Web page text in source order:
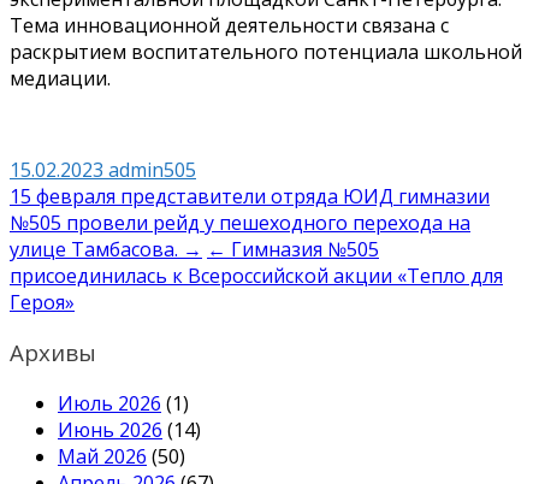
Тема инновационной деятельности связана с
раскрытием воспитательного потенциала школьной
медиации.
15.02.2023 admin505
Навигация
по
записям
15 февраля представители отряда ЮИД гимназии
№505 провели рейд у пешеходного перехода на
улице Тамбасова. → ← Гимназия №505
присоединилась к Всероссийской акции «Тепло для
Героя»
Архивы
Июль 2026 (1)
Июнь 2026 (14)
Май 2026 (50)